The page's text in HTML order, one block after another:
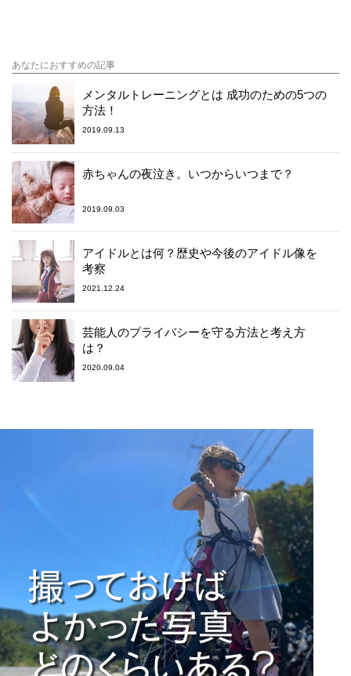
あなたにおすすめの記事
メンタルトレーニングとは 成功のための5つの
方法！
2019.09.13
赤ちゃんの夜泣き。いつからいつまで？
2019.09.03
アイドルとは何？歴史や今後のアイドル像を
考察
2021.12.24
芸能人のプライバシーを守る方法と考え方
は？
2020.09.04